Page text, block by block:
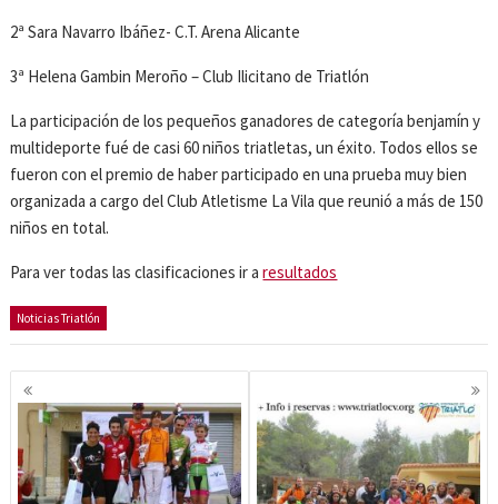
2ª Sara Navarro Ibáñez- C.T. Arena Alicante
3ª Helena Gambin Meroño – Club Ilicitano de Triatlón
La participación de los pequeños ganadores de categoría benjamín y
multideporte fué de casi 60 niños triatletas, un éxito. Todos ellos se
fueron con el premio de haber participado en una prueba muy bien
organizada a cargo del Club Atletisme La Vila que reunió a más de 150
niños en total.
Para ver todas las clasificaciones ir aresultados
Noticias Triatlón
Navegación
de
entradas